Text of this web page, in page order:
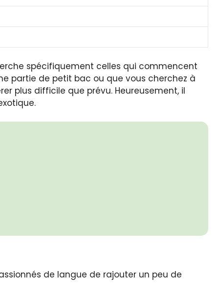
spécifiquement celles qui commencent
partie de petit bac ou que vous cherchez à
plus difficile que prévu. Heureusement, il
de langue de rajouter un peu de